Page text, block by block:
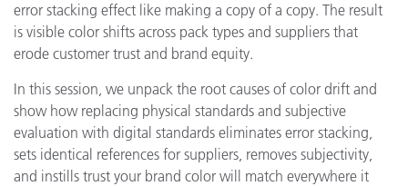
error stacking effect like making a copy of a copy. The result
is visible color shifts across pack types and suppliers that
erode customer trust and brand equity.
In this session, we unpack the root causes of color drift and
show how replacing physical standards and subjective
evaluation with digital standards eliminates error stacking,
sets identical references for suppliers, removes subjectivity,
and instills trust your brand color will match everywhere it